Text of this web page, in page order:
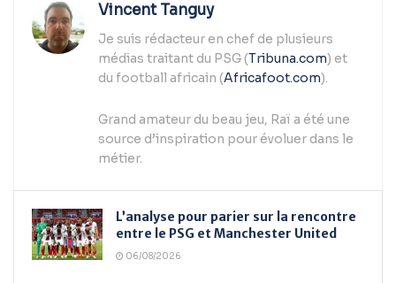
Vincent Tanguy
Je suis rédacteur en chef de plusieurs
médias traitant du PSG (Tribuna.com) et
du football africain (Africafoot.com).
Grand amateur du beau jeu, Raï a été une
source d’inspiration pour évoluer dans le
métier.
L’analyse pour parier sur la rencontre
entre le PSG et Manchester United
06/08/2026